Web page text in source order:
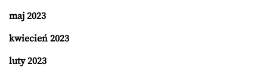
maj 2023
kwiecień 2023
luty 2023